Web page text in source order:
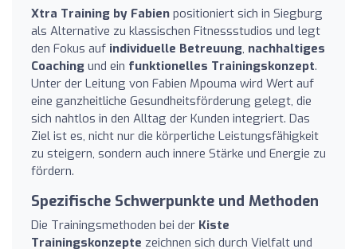
Xtra Training by Fabien positioniert sich in Siegburg
als Alternative zu klassischen Fitnessstudios und legt
den Fokus auf individuelle Betreuung, nachhaltiges
Coaching und ein funktionelles Trainingskonzept.
Unter der Leitung von Fabien Mpouma wird Wert auf
eine ganzheitliche Gesundheitsförderung gelegt, die
sich nahtlos in den Alltag der Kunden integriert. Das
Ziel ist es, nicht nur die körperliche Leistungsfähigkeit
zu steigern, sondern auch innere Stärke und Energie zu
fördern.
Spezifische Schwerpunkte und Methoden
Die Trainingsmethoden bei der Kiste
Trainingskonzepte zeichnen sich durch Vielfalt und